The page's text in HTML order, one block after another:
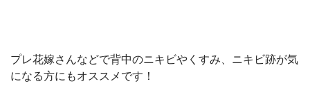
プレ花嫁さんなどで背中のニキビやくすみ、ニキビ跡が気
になる方にもオススメです！